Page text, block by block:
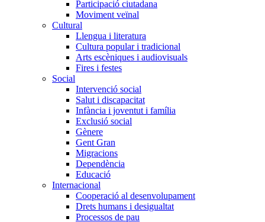
Participació ciutadana
Moviment veïnal
Cultural
Llengua i literatura
Cultura popular i tradicional
Arts escèniques i audiovisuals
Fires i festes
Social
Intervenció social
Salut i discapacitat
Infància i joventut i família
Exclusió social
Gènere
Gent Gran
Migracions
Dependència
Educació
Internacional
Cooperació al desenvolupament
Drets humans i desigualtat
Processos de pau